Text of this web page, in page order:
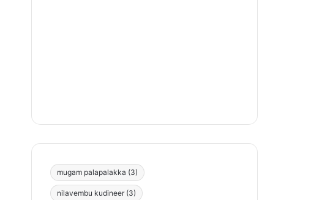
mugam palapalakka (3)
nilavembu kudineer (3)